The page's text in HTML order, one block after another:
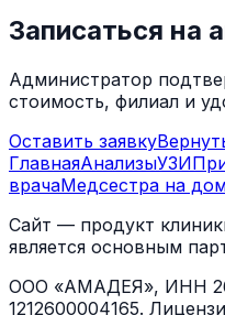
Записаться на
Администратор
стоимость, филиал и
Оставить заявку
ГлавнаяАнализыУЗИ
врачаМедсестра на
Сайт — продукт
является основным
ООО «АМАДЕЯ», ИНН
1212600004165.